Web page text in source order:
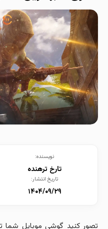
نویسنده:
تارخ ترهنده
تاریخ انتشار:
۱۴۰۴/۰۹/۲۹
تصور کنید گوشی موبایل شما